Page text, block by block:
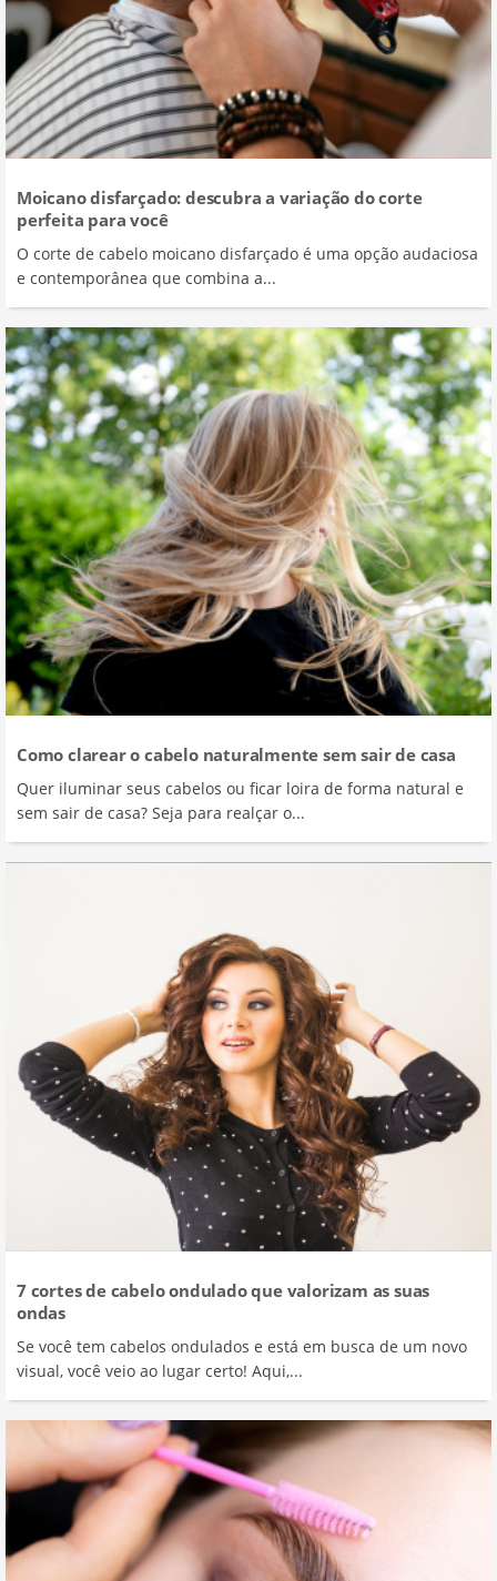
Moicano disfarçado: descubra a variação do corte
perfeita para você
O corte de cabelo moicano disfarçado é uma opção audaciosa
e contemporânea que combina a...
Como clarear o cabelo naturalmente sem sair de casa
Quer iluminar seus cabelos ou ficar loira de forma natural e
sem sair de casa? Seja para realçar o...
7 cortes de cabelo ondulado que valorizam as suas
ondas
Se você tem cabelos ondulados e está em busca de um novo
visual, você veio ao lugar certo! Aqui,...